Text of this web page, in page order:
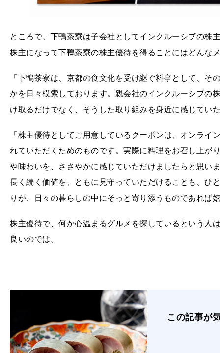
ところで、下鴨茶寮は子会社としてインクルーシブの株
株主になって下鴨茶寮の株主優待を得ることにはどんな
「下鴨茶寮は、京都の食文化を受け継ぐ料亭として、
かを日々模索しております。親会社のインクルーシブの
け取るだけでなく、そうした取り組みを身近に感じてい
「株主優待としてご用意しているクーポンは、オンラ
れていただくためのものです。実際に料理をお召し上が
や味わいを、ささやかに感じていただけましたらと思い
長く続く価値を、ともに見守っていただけることも、ひ
りが、日々の暮らしの中にそっと寄り添うものであれば
株主優待で、何か心温まるグルメを探しているという人
良いのでは。
この記事が